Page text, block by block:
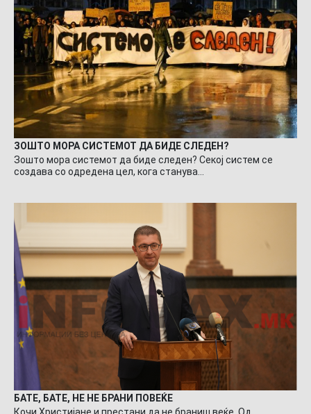
ЗОШТО МОРА СИСТЕМОТ ДА БИДЕ СЛЕДЕН?
Зошто мора системот да биде следен? Секој систем се
создава со одредена цел, кога станува…
БАТЕ, БАТЕ, НЕ НЕ БРАНИ ПОВЕЌЕ